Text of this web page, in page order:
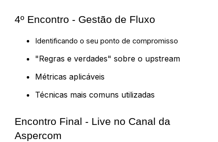
4º Encontro - Gestão de Fluxo
Identificando o seu ponto de compromisso
"Regras e verdades" sobre o upstream
Métricas aplicáveis
Técnicas mais comuns utilizadas
Encontro Final - Live no Canal da
Aspercom